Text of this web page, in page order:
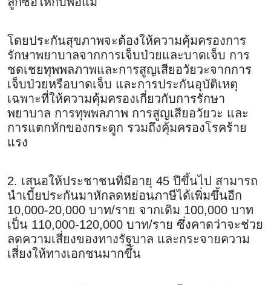
โดยประกันสุขภาพจะต้องให้ความคุ้มครองการ
รักษาพยาบาลจากการเจ็บป่วยและบาดเจ็บ การ
ชดเชยทุพพลภาพและการสูญเสียอวัยวะจากการ
เจ็บป่วยหรือบาดเจ็บ และการประกันอุบัติเหตุ
เฉพาะที่ให้ความคุ้มครองเกี่ยวกับการรักษา
พยาบาล การทุพพลภาพ การสูญเสียอวัยวะ และ
การแตกหักของกระดูก รวมถึงคุ้มครองโรคร้าย
แรง
2. เสนอให้ประชาชนที่มีอายุ 45 ปีขึ้นไป สามารถ
นำเบี้ยประกันมาหักลดหย่อนภาษีได้เพิ่มขึ้นอีก
10,000-20,000 บาท/ราย จากเดิม 100,000 บาท
เป็น 110,000-120,000 บาท/ราย ซึ่งคาดว่าจะช่วย
ลดความเสี่ยงของทางรัฐบาล และกระจายความ
เสี่ยงให้ทางเอกชนมากขึ้น